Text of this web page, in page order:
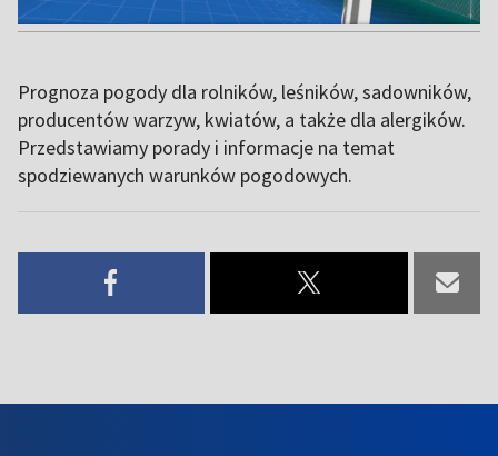
Prognoza pogody dla rolników, leśników, sadowników,
producentów warzyw, kwiatów, a także dla alergików.
Przedstawiamy porady i informacje na temat
spodziewanych warunków pogodowych.